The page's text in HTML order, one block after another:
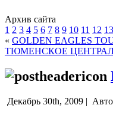
Архив сайта
1 2 3 4 5 6 7 8 9 10 11 12 13
« GOLDEN EAGLES
ТЮМЕНСКОЕ
Декабрь 30th, 2009 |